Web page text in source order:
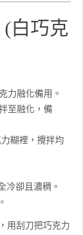
白巧克
力融化備用。
至融化，備
糊裡，攪拌均
冷卻且濃稠。
用刮刀把巧克力